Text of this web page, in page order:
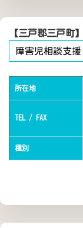
【三戸郡三戸町
障害児相談支援
所在地
TEL / FAX
種別